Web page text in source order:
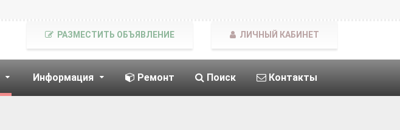
Информация Ремонт Поиск Контакты
РАЗМЕСТИТЬ ОБЪЯВЛЕНИЕ ЛИЧНЫЙ КАБИНЕТ